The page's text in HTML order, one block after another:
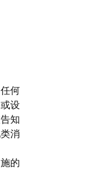
何
设
知
消
的